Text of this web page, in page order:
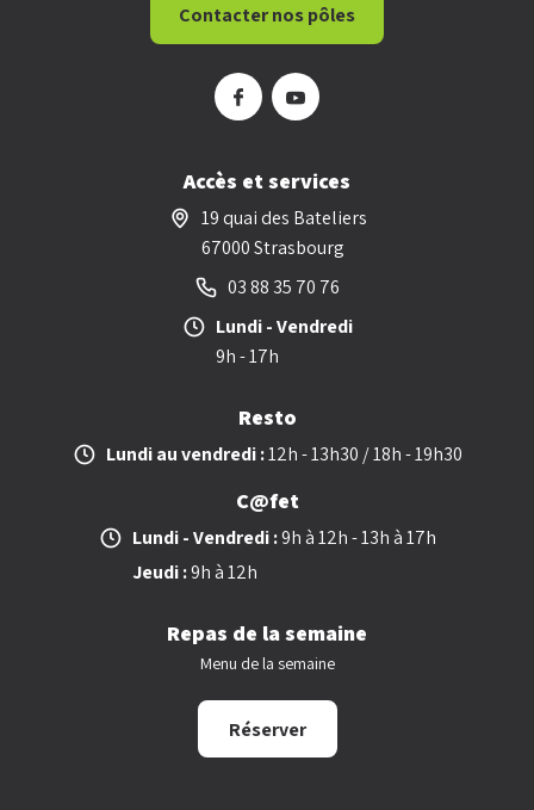
Contacter nos pôles
Accès et services
19 quai des Bateliers
67000 Strasbourg
03 88 35 70 76
Lundi - Vendredi
9h - 17h
Resto
Lundi au vendredi :12h - 13h30 / 18h - 19h30
C@fet
Lundi - Vendredi :9h à 12h - 13h à 17h
Jeudi :9h à 12h
Repas de la semaine
Menu de la semaine
Réserver